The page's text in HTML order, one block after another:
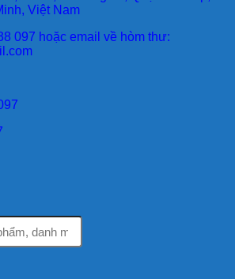
Việt Nam
097 hoặc email về hòm thư: